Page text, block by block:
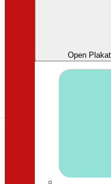
Open